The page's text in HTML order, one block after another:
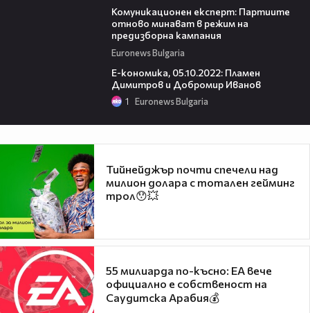
Комуникационен експерт: Партиите
отново минават в режим на
предизборна кампания
Euronews Bulgaria
Е-кономика, 05.10.2022: Пламен
Димитров и Добромир Иванов
1 Euronews Bulgaria
Тийнейджър почти спечели над
милион долара с тотален гейминг
трол😯💥
55 милиарда по-късно: EA вече
официално е собственост на
Саудитска Арабия💰